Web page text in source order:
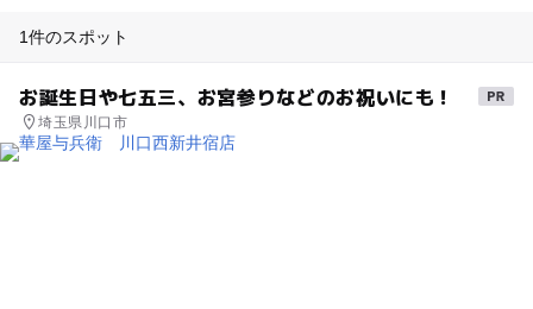
1件のスポット
お誕生日や七五三、お宮参りなどのお祝いにも！
埼玉県川口市